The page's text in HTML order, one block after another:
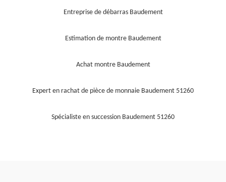
Entreprise de débarras Baudement
Estimation de montre Baudement
Achat montre Baudement
Expert en rachat de pièce de monnaie Baudement 51260
Spécialiste en succession Baudement 51260